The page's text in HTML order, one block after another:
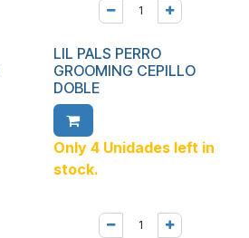
LIL PALS PERRO
GROOMING CEPILLO
DOBLE
Only 4 Unidades left in
stock.